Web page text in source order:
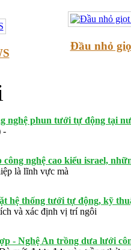
Đầu nhỏ
nghệ phun tưới tự động tại
-
nghệ cao kiểu israel,
là lĩnh vực mà
hệ thống tưới tự động, kỹ
và xác định vị trí ngôi
- Nghệ An trồng dưa lưới